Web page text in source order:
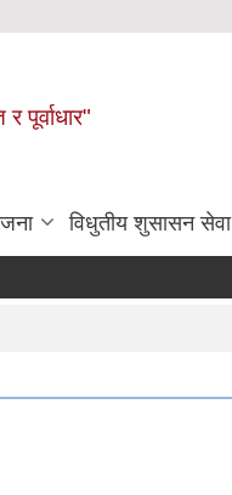
पूर्वाधार"
विधुतीय शुसासन सेवा